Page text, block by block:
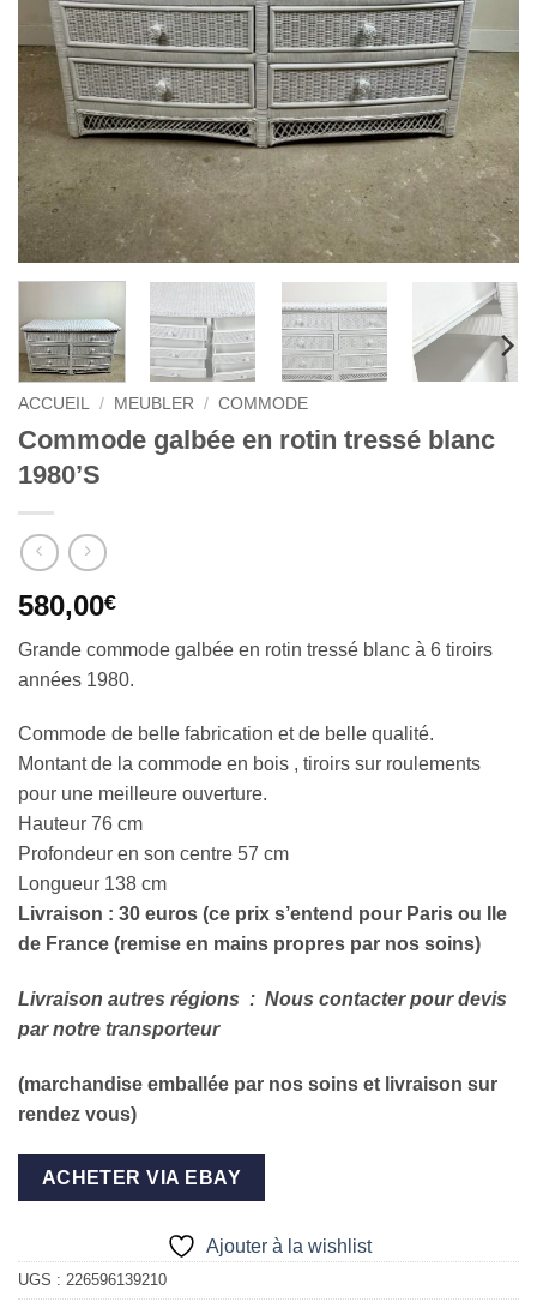
ACCUEIL / MEUBLER / COMMODE
Commode galbée en rotin tressé blanc
1980’S
580,00€
Grande commode galbée en rotin tressé blanc à 6 tiroirs
années 1980.
Commode de belle fabrication et de belle qualité.
Montant de la commode en bois , tiroirs sur roulements
pour une meilleure ouverture.
Hauteur 76 cm
Profondeur en son centre 57 cm
Longueur 138 cm
Livraison : 30 euros (ce prix s’entend pour Paris ou Ile
de France (remise en mains propres par nos soins)
Livraison autres régions : Nous contacter pour devis
par notre transporteur
(marchandise emballée par nos soins et livraison sur
rendez vous)
ACHETER VIA EBAY
Ajouter à la wishlist
UGS : 226596139210